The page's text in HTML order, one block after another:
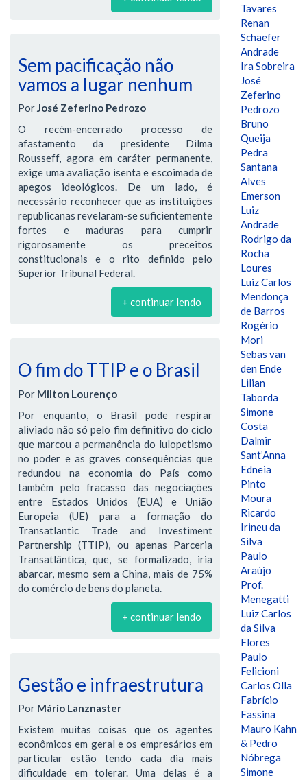
Sem pacificação não
vamos a lugar nenhum
PorJosé Zeferino Pedrozo
O recém-encerrado processo de
afastamento da presidente Dilma
Rousseff, agora em caráter permanente,
exige uma avaliação isenta e escoimada de
apegos ideológicos. De um lado, é
necessário reconhecer que as instituições
republicanas revelaram-se suficientemente
fortes e maduras para cumprir
rigorosamente os preceitos
constitucionais e o rito definido pelo
Superior Tribunal Federal.
+ continuar lendo
O fim do TTIP e o Brasil
Por Milton Lourenço
Por enquanto, o Brasil pode respirar
aliviado não só pelo fim definitivo do ciclo
que marcou a permanência do lulopetismo
no poder e as graves consequências que
redundou na economia do País como
também pelo fracasso das negociações
entre Estados Unidos (EUA) e União
Europeia (UE) para a formação do
Transatlantic Trade and Investiment
Partnership (TTIP), ou apenas Parceria
Transatlântica, que, se formalizado, iria
abarcar, mesmo sem a China, mais de 75%
do comércio de bens do planeta.
+ continuar lendo
Gestão e infraestrutura
Por Mário Lanznaster
Existem muitas coisas que os agentes
econômicos em geral e os empresários em
particular estão tendo cada dia mais
dificuldade em tolerar. Uma delas é a
Tavares
Renan
Schaefer
Andrade
Ira Sobreira
José
Zeferino
Pedrozo
Bruno
Queija
Pedra
Santana
Alves
Emerson
Luiz
Andrade
Rodrigo da
Rocha
Loures
Luiz Carlos
Mendonça
de Barros
Rogério
Mori
Sebas van
den Ende
Lilian
Taborda
Simone
Costa
Dalmir
Sant’Anna
Edneia
Pinto
Moura
Ricardo
Irineu da
Silva
Paulo
Araújo
Prof.
Menegatti
Luiz Carlos
da Silva
Flores
Paulo
Felicioni
Carlos Olla
Fabrício
Fassina
Mauro Kahn
& Pedro
Nóbrega
Simone